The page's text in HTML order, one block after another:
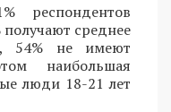
респондентов
среднее
54% не имеют
наибольшая
люди 18-21 лет